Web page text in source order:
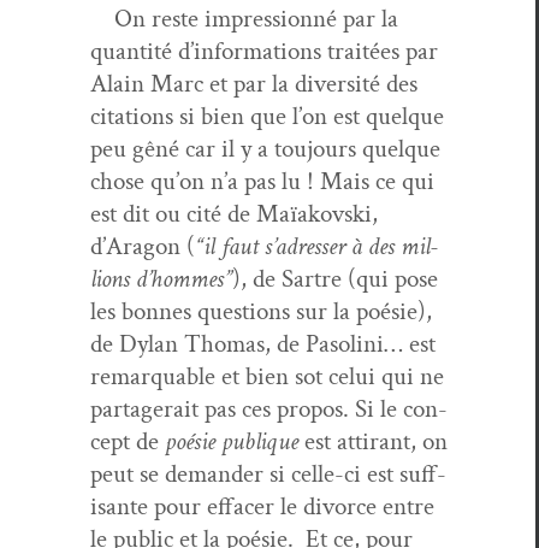
On reste impres­sion­né par la
quan­tité d’in­for­ma­tions traitées par
Alain Marc et par la diver­sité des
cita­tions si bien que l’on est quelque
peu gêné car il y a tou­jours quelque
chose qu’on n’a pas lu ! Mais ce qui
est dit ou cité de Maïakovs­ki,
d’Aragon (“il faut s’adress­er à des mil­
lions d’hommes”), de Sartre (qui pose
les bonnes ques­tions sur la poésie),
de Dylan Thomas, de Pasoli­ni… est
remar­quable et bien sot celui qui ne
partagerait pas ces pro­pos. Si le con­
cept de poésie publiqueest atti­rant, on
peut se deman­der si celle-ci est suff­
isante pour effac­er le divorce entre
le pub­lic et la poésie. Et ce, pour